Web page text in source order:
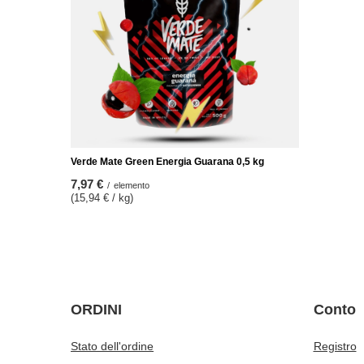
Set Yerba Mate El Fuego: campioni 3x50g +
TermoLid + Bombilla
/ set